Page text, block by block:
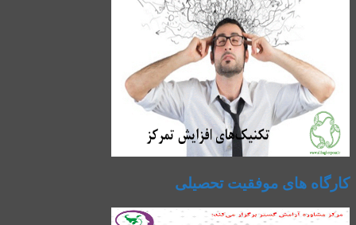
کارگاه های موفقیت تحصیلی